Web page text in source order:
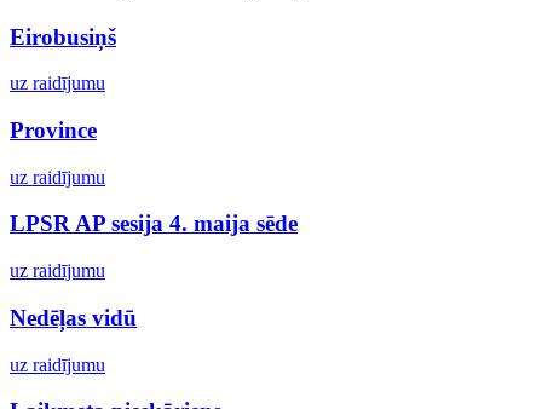
Eirobusiņš
uz raidījumu
Province
uz raidījumu
LPSR AP sesija 4. maija sēde
uz raidījumu
Nedēļas vidū
uz raidījumu